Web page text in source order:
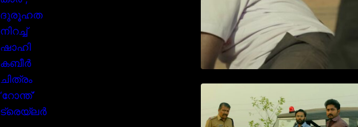
നായകനായി എത്തുന്ന
“പാർട്നെർസ്”
നേടിയ ടീസർ